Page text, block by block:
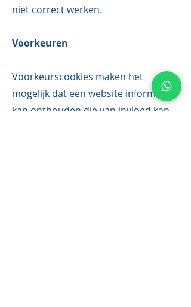
niet correct werken.
Voorkeuren
Voorkeurscookies maken het
mogelijk dat een website informatie
kan onthouden die van invloed kan